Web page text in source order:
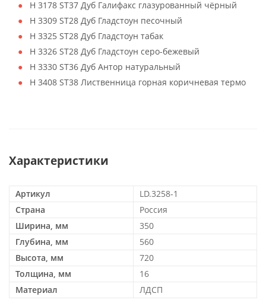
H 3178 ST37 Дуб Галифакс глазурованный чёрный
H 3309 ST28 Дуб Гладстоун песочный
H 3325 ST28 Дуб Гладстоун табак
H 3326 ST28 Дуб Гладстоун серо-бежевый
H 3330 ST36 Дуб Антор натуральный
H 3408 ST38 Лиственница горная коричневая термо
Характеристики
Артикул
LD.3258-1
Страна
Россия
Ширина, мм
350
Глубина, мм
560
Высота, мм
720
Толщина, мм
16
Материал
ЛДСП